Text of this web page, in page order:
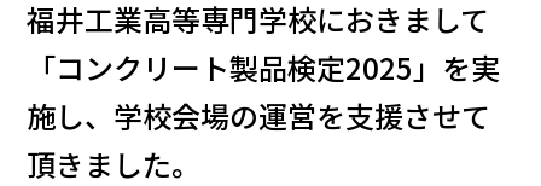
福井工業高等専門学校におきまして
「コンクリート製品検定2025」を実
施し、学校会場の運営を支援させて
頂きました。